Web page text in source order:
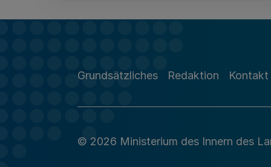
Grundsätzliches Redaktion Kontakt
© 2026 Ministerium des Innern des